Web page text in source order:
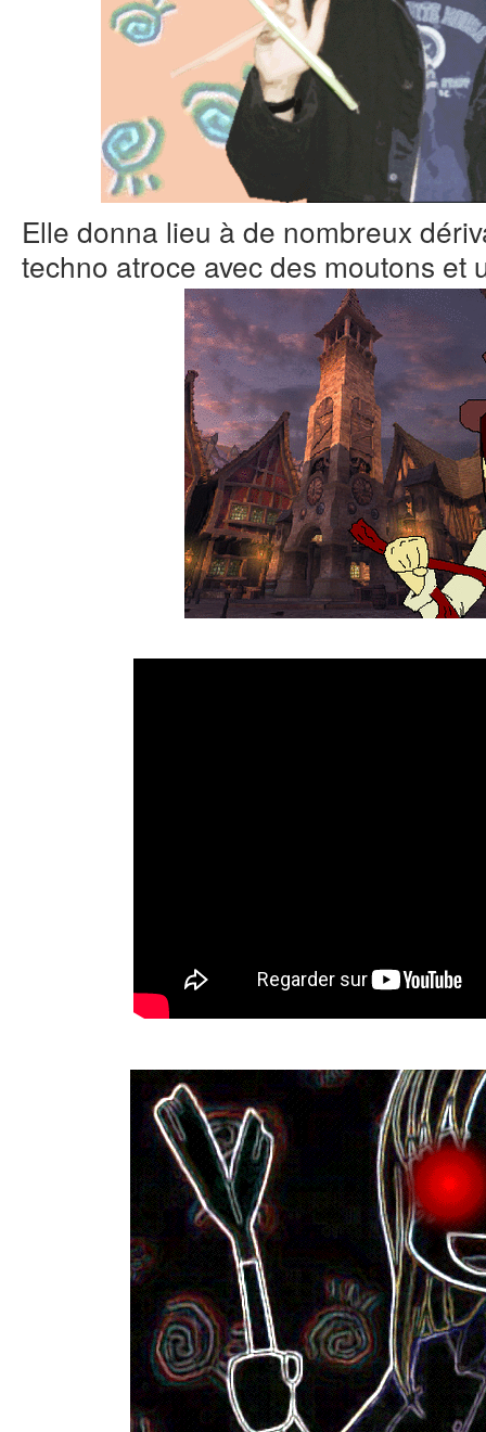
Elle donna lieu à de nombreux
techno atroce avec des moutons et